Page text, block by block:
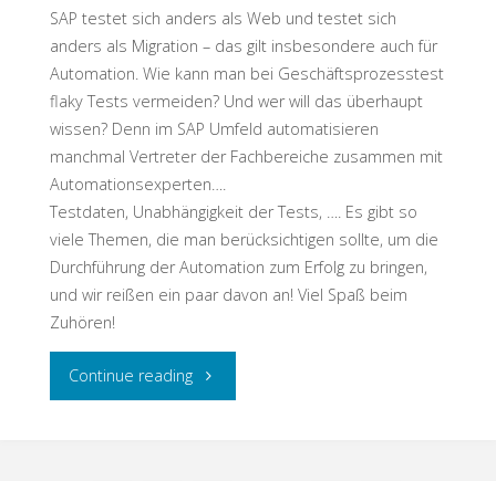
der
helfen"
SAP testet sich anders als Web und testet sich
anders als Migration – das gilt insbesondere auch für
Automation. Wie kann man bei Geschäftsprozesstest
flaky Tests vermeiden? Und wer will das überhaupt
wissen? Denn im SAP Umfeld automatisieren
manchmal Vertreter der Fachbereiche zusammen mit
Automationsexperten….
Testdaten, Unabhängigkeit der Tests, …. Es gibt so
viele Themen, die man berücksichtigen sollte, um die
Durchführung der Automation zum Erfolg zu bringen,
und wir reißen ein paar davon an! Viel Spaß beim
Zuhören!
Continue reading"Testschnack: